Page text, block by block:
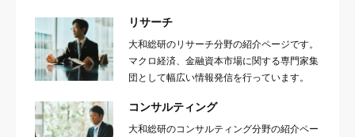
リサーチ
大和総研のリサーチ分野の紹介ページです。
マクロ経済、金融資本市場に関する専門家集
団として幅広い情報発信を行っています。
コンサルティング
大和総研のコンサルティング分野の紹介ペー